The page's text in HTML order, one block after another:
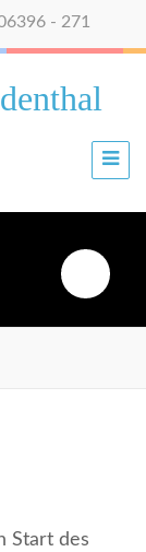
- 271
Start des